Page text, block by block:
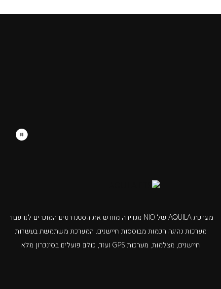
מערכת AQUILA של NIO מגדירה מחדש את הסטנדרטים המוכרים לנו עבור
מערכות נהיגה חכמות מבוססות חיישנים. המערכת משתמשת בעשרות
חיישנים, מצלמות, מערכות GPS ועוד, כולם פועלים בסינכרון מלא